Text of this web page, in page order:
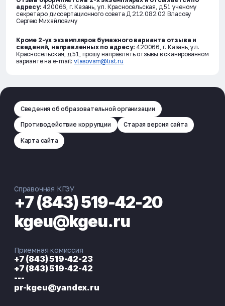
адресу: 420066, г. Казань, ул. Красносельская, д.51 ученому
секретарю диссертационного совета Д 212.082.02 Власову
Сергею Михайловичу
Кроме 2-ух экземпляров бумажного варианта отзыва и
сведений, направленных по адресу: 420066, г. Казань, ул.
Красносельская, д.51, прошу направлять отзывы в сканированном
варианте на e-mail: vlasovsm@list.ru
Сведения об образовательной организации
Противодействие коррупции Старая версия сайта
Карта сайта
Справочная КГЭУ
+7 (843) 519-42-20
kgeu@kgeu.ru
Приемная комиссия
+7 (843) 519-42-23
+7 (843) 519-42-42
---
pr-kgeu@yandex.ru